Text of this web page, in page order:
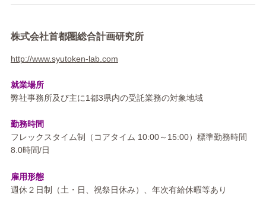
株式会社首都圏総合計画研究所
http://www.syutoken-lab.com
就業場所
弊社事務所及び主に1都3県内の受託業務の対象地域
勤務時間
フレックスタイム制（コアタイム 10:00～15:00）標準勤務時間
8.0時間/日
雇用形態
週休２日制（土・日、祝祭日休み）、年次有給休暇等あり